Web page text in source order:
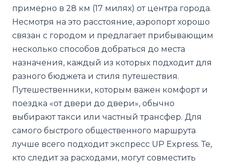
примерно в 28 км (17 милях) от центра города.
Несмотря на это расстояние, аэропорт хорошо
связан с городом и предлагает прибывающим
несколько способов добраться до места
назначения, каждый из которых подходит для
разного бюджета и стиля путешествия.
Путешественники, которым важен комфорт и
поездка «от двери до двери», обычно
выбирают такси или частный трансфер. Для
самого быстрого общественного маршрута
лучше всего подходит экспресс UP Express. Те,
кто следит за расходами, могут совместить